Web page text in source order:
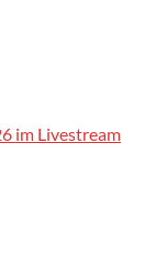
im Livestream